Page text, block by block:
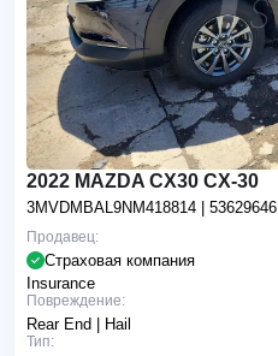
2022 MAZDA CX30 CX-30
3MVDMBAL9NM418814 | 53629646
Продавец:
Страховая компания
Insurance
Повреждение:
Rear End | Hail
Тип: